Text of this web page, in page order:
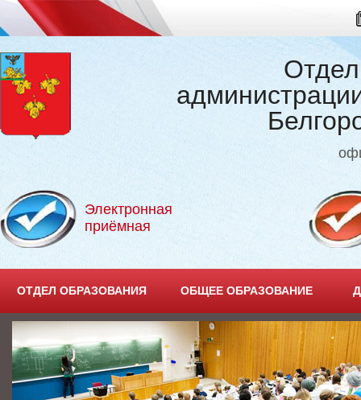
Электронная
приёмная
ОТДЕЛ ОБРАЗОВАНИЯ ОБЩЕЕ ОБРАЗОВАНИЕ